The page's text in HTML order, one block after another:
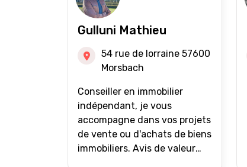
Gulluni Mathieu
54 rue de lorraine 57600
Morsbach
Conseiller en immobilier
indépendant, je vous
accompagne dans vos projets
de vente ou d'achats de biens
immobiliers. Avis de valeur